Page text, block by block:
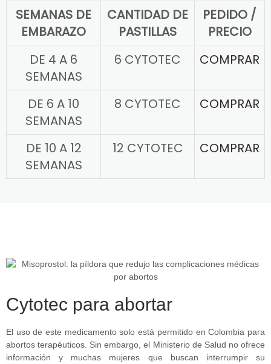
SEMANAS DE
EMBARAZO
CANTIDAD DE
PASTILLAS
PEDIDO /
PRECIO
DE 4 A 6
SEMANAS
6 CYTOTEC COMPRAR
DE 6 A 10
SEMANAS
8 CYTOTEC COMPRAR
DE 10 A 12
SEMANAS
12 CYTOTEC COMPRAR
Cytotec para abortar
El uso de este medicamento solo está permitido en Colombia para
abortos terapéuticos. Sin embargo, el Ministerio de Salud no ofrece
información y muchas mujeres que buscan interrumpir su